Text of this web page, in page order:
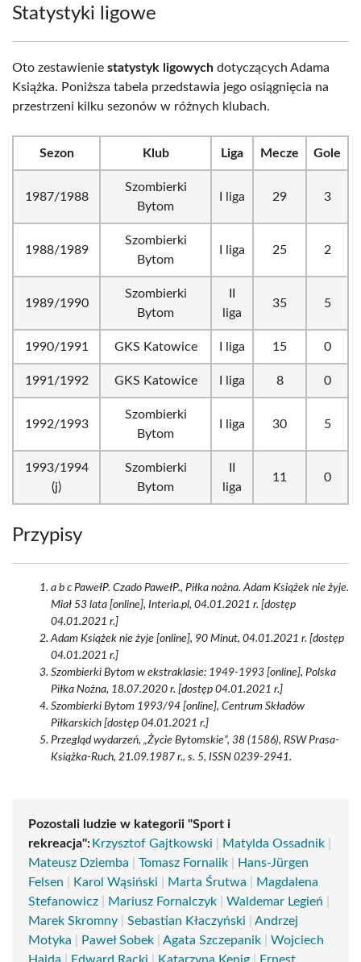
Statystyki ligowe
Oto zestawienie statystyk ligowych dotyczących Adama
Książka. Poniższa tabela przedstawia jego osiągnięcia na
przestrzeni kilku sezonów w różnych klubach.
Sezon Klub Liga Mecze Gole
1987/1988
Szombierki
Bytom
I liga 29 3
1988/1989
Szombierki
Bytom
I liga 25 2
1989/1990
Szombierki
Bytom
liga
35 5
1990/1991 GKS Katowice I liga 15 0
1991/1992 GKS Katowice I liga 8 0
1992/1993
Szombierki
Bytom
I liga 30 5
1993/1994
(j)
Szombierki
Bytom
liga
11 0
Przypisy
a b c PawełP. Czado PawełP., Piłka nożna. Adam Książek nie żyje.
Miał 53 lata [online], Interia.pl, 04.01.2021 r. [dostęp
04.01.2021 r.]
Adam Książek nie żyje [online], 90 Minut, 04.01.2021 r. [dostęp
04.01.2021 r.]
Szombierki Bytom w ekstraklasie: 1949-1993 [online], Polska
Piłka Nożna, 18.07.2020 r. [dostęp 04.01.2021 r.]
Szombierki Bytom 1993/94 [online], Centrum Składów
Piłkarskich [dostęp 04.01.2021 r.]
Przegląd wydarzeń, „Życie Bytomskie”, 38 (1586), RSW Prasa-
Książka-Ruch, 21.09.1987 r., s. 5, ISSN 0239-2941.
Pozostali ludzie w kategorii "Sport i
rekreacja": Krzysztof Gajtkowski Matylda Ossadnik
Mateusz Dziemba
Tomasz Fornalik
Hans-Jürgen
Felsen
Karol Wąsiński Marta Śrutwa
Magdalena
Stefanowicz
Mariusz Fornalczyk Waldemar Legień
Marek Skromny
Sebastian Kłaczyński
Andrzej
Motyka
Paweł Sobek Agata Szczepanik
Wojciech